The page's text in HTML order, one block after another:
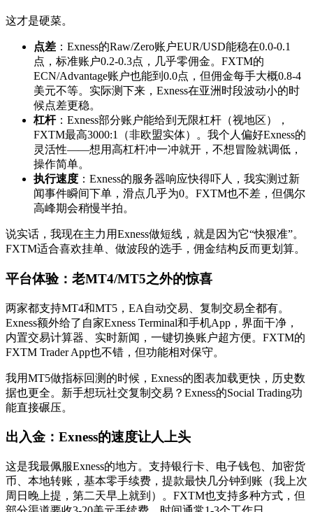
这才是硬菜。
点差 ：Exness的Raw/Zero账户EUR/USD能稳在0.0-0.1
点，标准账户0.2-0.3点，几乎零佣金。FXTM的
ECN/Advantage账户也能到0.0点，但佣金每手大概0.8-4
美元不等。实际测下来，Exness在亚洲时段波动小的时
候点差更稳。
杠杆：Exness部分账户能给到无限杠杆（视地区），
FXTM最高3000:1（非欧盟实体）。我个人偏好Exness的
灵活性——想用高杠杆冲一冲就开，不想冒险就调低，
操作简单。
执行速度 ：Exness的服务器响应快得吓人，我实测过新
闻事件瞬间下单，滑点几乎为0。FXTM也不差，但偶尔
高峰期会稍慢半拍。
说实话，我现在主力用Exness做短线，就是因为它“快狠准”。
FXTM适合喜欢挂单、做波段的选手，佣金结构反而更划算。
平台体验：老MT4/MT5之外的惊喜
两家都支持MT4和MT5，EA自动交易、复制交易全都有。
Exness额外给了自家Exness Terminal和手机App，界面干净，
内置交易计算器、实时新闻，一键切换账户超方便。FXTM的
FXTM Trader App也不错，但功能相对保守。
我用MT5做指标回测的时候，Exness的图表加载更快，历史数
据也更全。新手想玩社交复制交易？Exness的Social Trading功
能直接碾压。
出入金：Exness的速度让人上头
这是我最佩服Exness的地方。支持银行卡、电子钱包、加密货
币、本地转账，基本零手续费，提款最快几分钟到账（我上次
周日晚上提，第二天早上就到）。FXTM也支持多种方式，但